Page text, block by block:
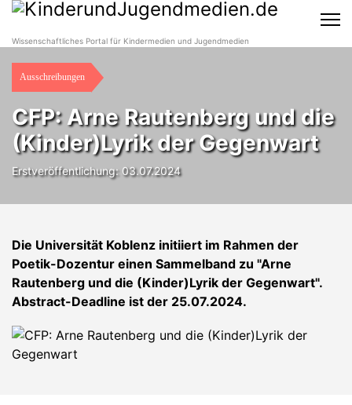
Wissenschaftliches Portal für Kindermedien und Jugendmedien
Ausschreibungen
CFP: Arne Rautenberg und die
(Kinder)Lyrik der Gegenwart
Erstveröffentlichung: 03.07.2024
Die Universität Koblenz initiiert im Rahmen der
Poetik-Dozentur einen Sammelband zu "Arne
Rautenberg und die (Kinder)Lyrik der Gegenwart".
Abstract-Deadline ist der 25.07.2024.